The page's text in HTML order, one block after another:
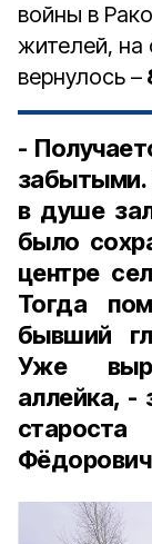
войны в
жителей, на
вернулось –
-
забытыми.
в душе
было
центре
Тогда
бывший
Уже
аллейка, -